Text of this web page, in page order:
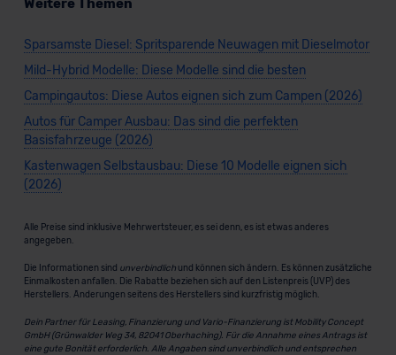
Sparsamste Diesel: Spritsparende Neuwagen mit Dieselmotor
Mild-Hybrid Modelle: Diese Modelle sind die besten
Campingautos: Diese Autos eignen sich zum Campen (2026)
Autos für Camper Ausbau: Das sind die perfekten
Basisfahrzeuge (2026)
Kastenwagen Selbstausbau: Diese 10 Modelle eignen sich
(2026)
Alle Preise sind inklusive Mehrwertsteuer, es sei denn, es ist etwas anderes
angegeben.
Die Informationen sind unverbindlichund können sich ändern. Es können zusätzliche
Einmalkosten anfallen. Die Rabatte beziehen sich auf den Listenpreis (UVP) des
Herstellers. Änderungen seitens des Herstellers sind kurzfristig möglich.
Dein Partner für Leasing, Finanzierung und Vario-Finanzierung ist Mobility Concept
GmbH (Grünwalder Weg 34, 82041 Oberhaching). Für die Annahme eines Antrags ist
eine gute Bonität erforderlich. Alle Angaben sind unverbindlich und entsprechen